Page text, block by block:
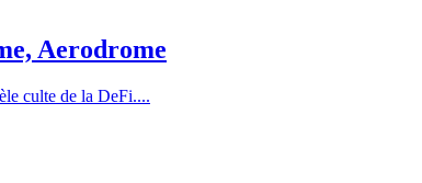
Aerodrome
culte de la DeFi....